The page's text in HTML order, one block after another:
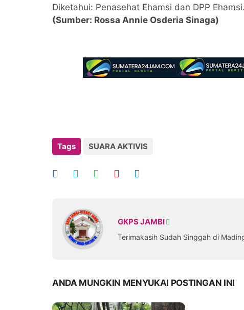
Diketahui: Penasehat Ehamsi dan DPP Ehamsi.
(Sumber: Rossa Annie Osderia Sinaga)
Tags SUARA AKTIVIS
GKPS JAMBI
Terimakasih Sudah Singgah di
ANDA MUNGKIN MENYUKAI POSTINGAN INI